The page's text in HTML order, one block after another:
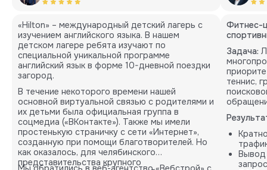
«Hilton» – международный детский лагерь с
изучением английского языка. В нашем
детском лагере ребята изучают по
специальной уникальной программе
английский язык в форме 10-дневной поездки
загород.
В течение некоторого времени нашей
основной виртуальной связью с родителями и
их детьми была официальная группа в
соцмедиа («ВКонтакте»). Также мы имели
простенькую страничку с сети «Интернет»,
созданную при помощи благотворителей. Но
как оказалось, для челябинского
представительства крупного
Фитнес-
Задача:
теннис,